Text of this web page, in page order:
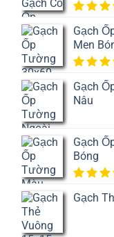
5 dựa
trên
giá
Gạch
Men
5 dựa
trên
Gạch
Nâu
Gạch
Bóng
5 dựa
Gạch